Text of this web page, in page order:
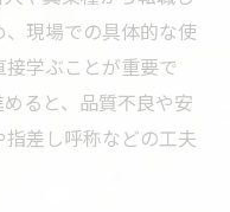
現場での具体的な使
学ぶことが重要で
ると、品質不良や安
差し呼称などの工夫